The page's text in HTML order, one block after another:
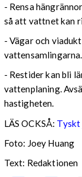
- Rensa
så att vattnet kan
- Vägar och
vattensamlingarna.
- Restider kan bli
vattenplaning.
hastigheten.
LÄS OCKSÅ:
Foto: Joey Huang
Text: Redaktionen